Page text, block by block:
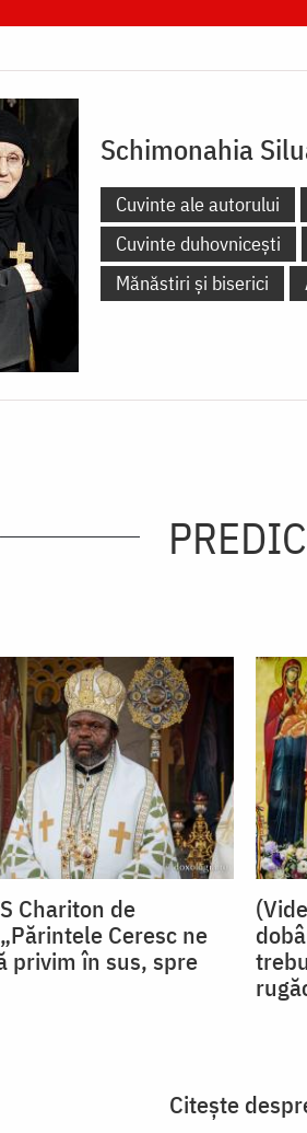
Schimonahia
Cuvinte ale autorului
Cuvinte duhovnicești
Mănăstiri și biserici
Chariton de
Ceresc ne
privim în sus, spre
Citește